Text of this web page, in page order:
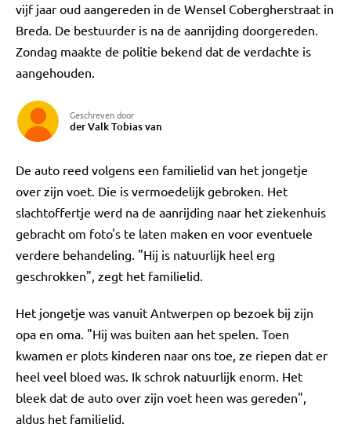
vijf jaar oud aangereden in de Wensel Cobergherstraat in
Breda. De bestuurder is na de aanrijding doorgereden.
Zondag maakte de politie bekend dat de verdachte is
aangehouden.
Geschreven door
der Valk Tobias van
De auto reed volgens een familielid van het jongetje
over zijn voet. Die is vermoedelijk gebroken. Het
slachtoffertje werd na de aanrijding naar het ziekenhuis
gebracht om foto's te laten maken en voor eventuele
verdere behandeling. "Hij is natuurlijk heel erg
geschrokken", zegt het familielid.
Het jongetje was vanuit Antwerpen op bezoek bij zijn
opa en oma. "Hij was buiten aan het spelen. Toen
kwamen er plots kinderen naar ons toe, ze riepen dat er
heel veel bloed was. Ik schrok natuurlijk enorm. Het
bleek dat de auto over zijn voet heen was gereden",
aldus het familielid.